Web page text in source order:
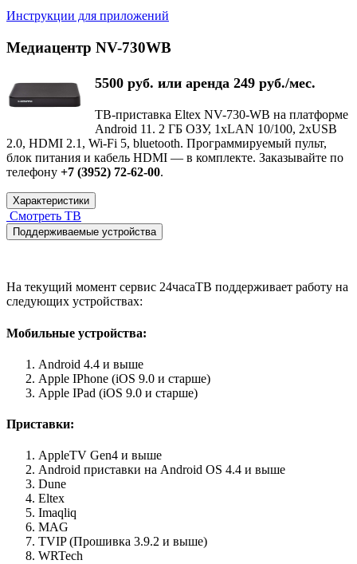
Инструкции для приложений
Медиацентр NV-730WB
5500 руб. или аренда 249 руб./мес.
ТВ-приставка Eltex NV-730-WB на платформе
Android 11. 2 ГБ ОЗУ, 1xLAN 10/100, 2xUSB
2.0, HDMI 2.1, Wi-Fi 5, bluetooth. Программируемый пульт,
блок питания и кабель HDMI — в комплекте. Заказывайте по
телефону +7 (3952) 72-62-00.
Характеристики
Смотреть ТВ
Поддерживаемые устройства
На текущий момент сервис 24часаТВ поддерживает работу на
следующих устройствах:
Мобильные устройства:
Android 4.4 и выше
Apple IPhone (iOS 9.0 и старше)
Apple IPad (iOS 9.0 и старше)
Приставки:
AppleTV Gen4 и выше
Android приставки на Android OS 4.4 и выше
Dune
Eltex
Imaqliq
MAG
TVIP (Прошивка 3.9.2 и выше)
WRTech